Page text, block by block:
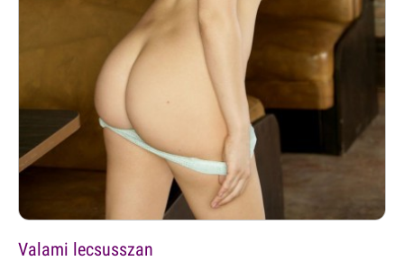
Valami lecsusszan